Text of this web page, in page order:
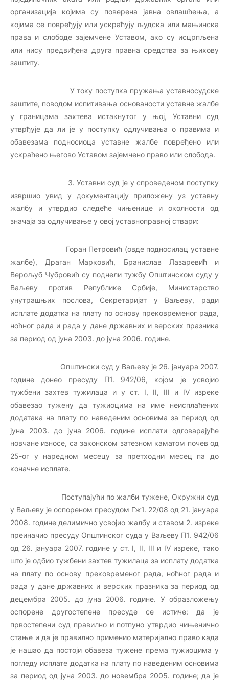
организација којима су поверена јавна овлашћења, а
којима се повређују или ускраћују људска или мањинска
права и слободе зајемчене Уставом, ако су исцрпљена
или нису предвиђена друга правна средства за њихову
заштиту.
У току поступка пружања уставносудске
заштите, поводом испитивања основаности уставне жалбе
у границама захтева истакнутог у њој, Уставни суд
утврђује да ли је у поступку одлучивања о правима и
обавезама подносиоца уставне жалбе повређено или
ускраћено његово Уставом зајемчено право или слобода.
3. Уставни суд је у спроведеном поступку
извршио увид у документацију приложену уз уставну
жалбу и утврдио следеће чињенице и околности од
значаја за одлучивање у овој уставноправној ствари:
Горан Петровић (овде подносилац уставне
жалбе), Драган Марковић, Бранислав Лазаревић и
Верољуб Чубровић су поднели тужбу Општинском суду у
Ваљеву против Републике Србије, Министарство
унутрашњих послова, Секретаријат у Ваљеву, ради
исплате додатка на плату по основу прековременог рада,
ноћног рада и рада у дане државних и верских празника
за период од јуна 2003. до јуна 2006. године.
Општински суд у Ваљеву је 26. јануара 2007.
године донео пресуду П1. 942/06, којом је усвојио
тужбени захтев тужилаца и у ст. I, II, III и IV изреке
обавезао тужену да тужиоцима на име неисплаћених
додатака на плату по наведеним основима за период од
јуна 2003. до јуна 2006. године исплати одговарајуће
новчане износе, са законском затезном каматом почев од
25-ог у наредном месецу за претходни месец па до
коначне исплате.
Поступајући по жалби тужене, Окружни суд
у Ваљеву је оспореном пресудом Гж1. 22/08 од 21. јануара
2008. године делимично усвојио жалбу и ставом 2. изреке
преиначио пресуду Општинског суда у Ваљеву П1. 942/06
од 26. јануара 2007. године у ст. I, II, III и IV изреке, тако
што је одбио тужбени захтев тужилаца за исплату додатка
на плату по основу прековременог рада, ноћног рада и
рада у дане државних и верских празника за период од
децембра 2005. до јуна 2006. године. У образложењу
оспорене другостепене пресуде се истиче: да је
првостепени суд правилно и потпуно утврдио чињенично
стање и да је правилно применио материјално право када
је нашао да постоји обавеза тужене према тужиоцима у
погледу исплате додатка на плату по наведеним основима
за период од јуна 2003. до новембра 2005. године; да је